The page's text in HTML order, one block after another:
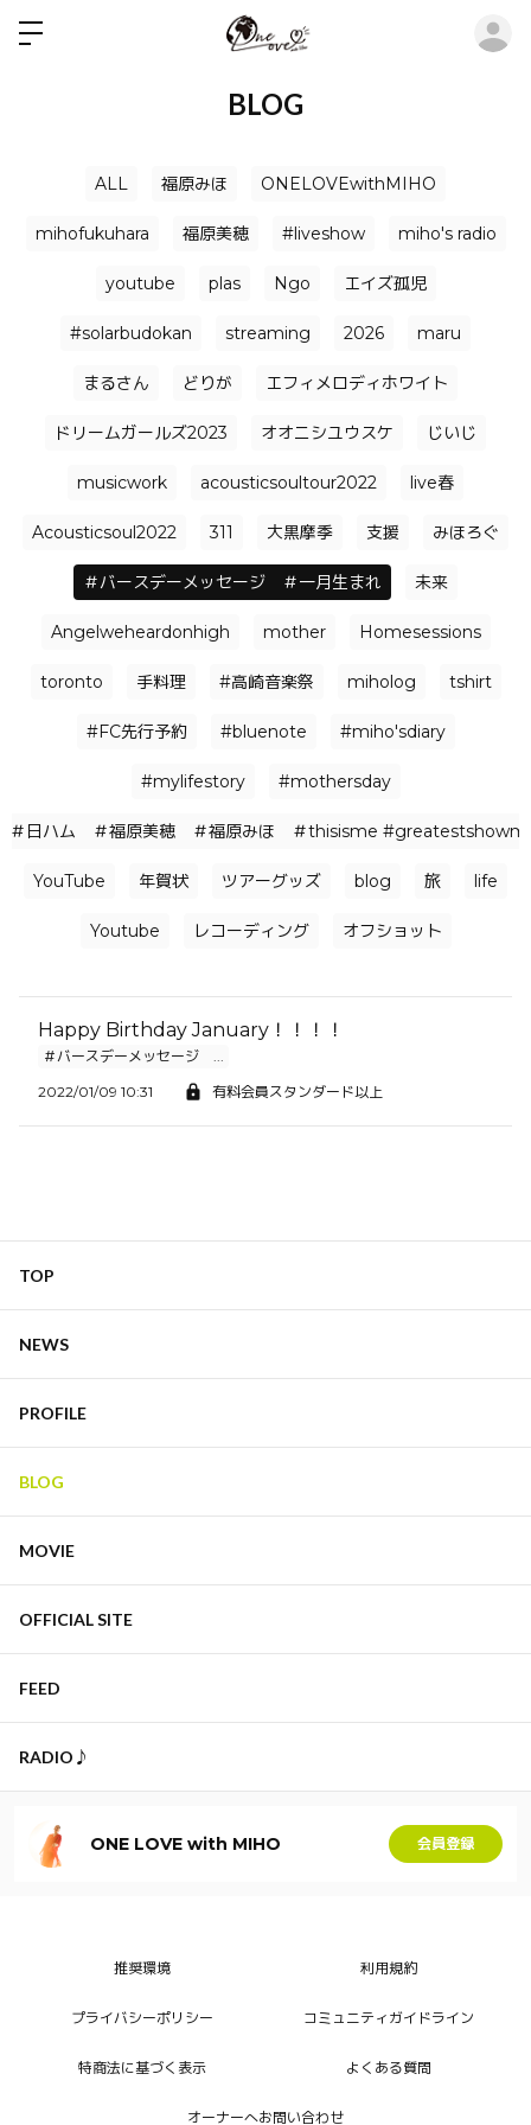
BLOG
ALL 福原みほ ONELOVEwithMIHO
mihofukuhara 福原美穂 #liveshow miho's radio
youtube plas Ngo エイズ孤児
#solarbudokan streaming 2026 maru
まるさん どりが エフィメロディホワイト
ドリームガールズ2023 オオニシユウスケ じいじ
musicwork acousticsoultour2022 live春
Acousticsoul2022 311 大黒摩季 支援 みほろぐ
＃バースデーメッセージ ＃一月生まれ 未来
Angelweheardonhigh mother Homesessions
toronto 手料理 #高崎音楽祭 miholog tshirt
#FC先行予約 #bluenote #miho'sdiary
#mylifestory #mothersday
＃日ハム ＃福原美穂 ＃福原みほ ＃thisisme
YouTube 年賀状 ツアーグッズ blog 旅 life
Youtube レコーディング オフショット
Happy Birthday January！！！！
＃バースデーメッセージ ...
2022/01/09 10:31
有料会員スタンダード以上
TOP
NEWS
PROFILE
BLOG
MOVIE
OFFICIAL SITE
FEED
RADIO♪
ONE LOVE with MIHO 会員登録
推奨環境 利用規約
プライバシーポリシー コミュニティガイドライン
特商法に基づく表示 よくある質問
オーナーへお問い合わせ